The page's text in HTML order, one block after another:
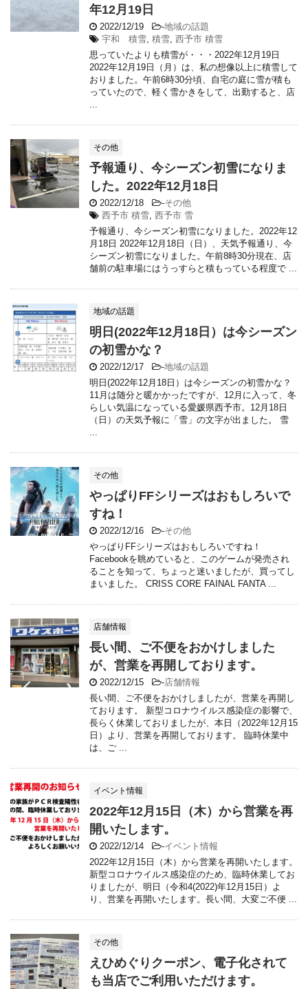
年12月19日
2022/12/19 -地域の話題
宇和 積雪, 積雪, 西予市 積雪
思っていたよりも積雪が・・・2022年12月19日
2022年12月19日（月）は、私の想像以上に積雪して
おりました。午前6時30分頃、自宅の庭に雪が積も
っていたので、軽く雪かきをして、出勤すると、店
...
その他
予報通り、今シーズン初雪になりま
した。2022年12月18日
2022/12/18 -その他
西予市 積雪, 西予市 雪
予報通り、今シーズン初雪になりました。2022年12
月18日 2022年12月18日（日）、天気予報通り、今
シーズン初雪になりました。午前8時30分現在、店
舗前の駐車場にはうっすらと積もっている程度で ...
地域の話題
明日(2022年12月18日）は今シーズン
の初雪かな？
2022/12/17 -地域の話題
明日(2022年12月18日）は今シーズンの初雪かな？
11月は随分と暖かかったですが、12月に入って、冬
らしい気温になっている愛媛県西予市。12月18日
（日）の天気予報に「雪」の文字が出ました。 雪
...
その他
やっぱりFFシリーズはおもしろいで
すね！
2022/12/16 -その他
やっぱりFFシリーズはおもしろいですね！
Facebookを眺めていると、このゲームが発売され
ることを知って、ちょっと迷いましたが、買ってし
まいました。 CRISS CORE FAINAL FANTA ...
店舗情報
長い間、ご不便をおかけしました
が、営業を再開しております。
2022/12/15 -店舗情報
長い間、ご不便をおかけしましたが、営業を再開し
ております。 新型コロナウイルス感染症の影響で、
長らく休業しておりましたが、本日（2022年12月15
日）より、営業を再開しております。 臨時休業中
は、ご ...
イベント情報
2022年12月15日（木）から営業を再
開いたします。
2022/12/14 -イベント情報
2022年12月15日（木）から営業を再開いたします。
新型コロナウイルス感染症のため、臨時休業してお
りましたが、明日（令和4(2022)年12月15日）よ
り、営業を再開いたします。長い間、大変ご不便 ...
その他
えひめぐりクーポン、電子化されて
も当店でご利用いただけます。